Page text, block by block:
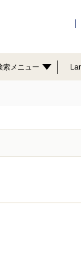
索メニュー